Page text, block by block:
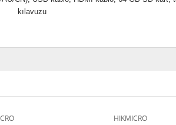
kılavuzu
HIKMICRO